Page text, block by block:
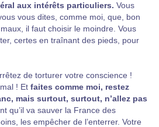
aux intérêts particuliers. Vous
vous dites, comme moi, que, bon
il faut choisir le moindre. Vous
certes en traînant des pieds, pour
de torturer votre conscience !
! Et faites comme moi, restez
mais surtout, surtout, n’allez pas
qu’il va sauver la France des
les empêcher de l’enterrer. Votre